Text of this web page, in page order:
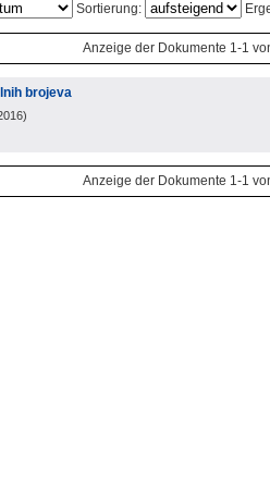
Sortierung:
Anzeige der Dokumente 1-1
brojeva
2016)
Anzeige der Dokumente 1-1